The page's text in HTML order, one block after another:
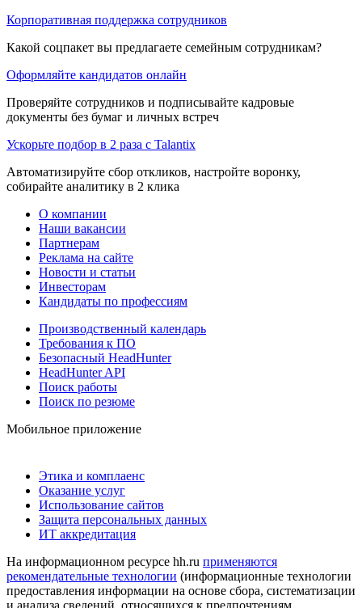
Корпоративная поддержка сотрудников
Какой соцпакет вы предлагаете семейным сотрудникам?
Оформляйте кандидатов онлайн
Проверяйте сотрудников и подписывайте кадровые
документы без бумаг и личных встреч
Ускорьте подбор в 2 раза с Talantix
Автоматизируйте сбор откликов, настройте воронку,
собирайте аналитику в 2 клика
О компании
Наши вакансии
Партнерам
Реклама на сайте
Новости и статьи
Инвесторам
Кандидаты по профессиям
Производственный календарь
Требования к ПО
Безопасный HeadHunter
HeadHunter API
Поиск работы
Поиск по резюме
Мобильное приложение
Этика и комплаенс
Оказание услуг
Использование сайтов
Защита персональных данных
ИТ аккредитация
На информационном ресурсе hh.ru применяются
рекомендательные технологии (информационные технологии
предоставления информации на основе сбора, систематизации
и анализа сведений, относящихся к предпочтениям